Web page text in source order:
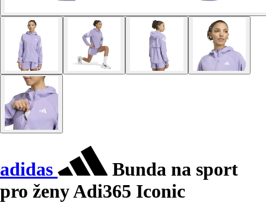
adidas
Bunda na sport
pro ženy Adi365 Iconic